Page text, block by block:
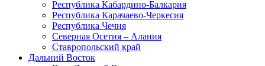
Республика Кабардино-Балкария
Республика Карачаево-Черкесия
Республика Чечня
Северная Осетия – Алания
Ставропольский край
Дальний Восток